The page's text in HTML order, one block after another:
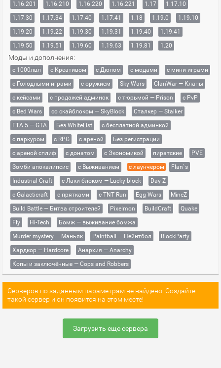
1.16.201
1.16.210 1.16.220 1.16.221 1.17
1.17.10
1.17.30
1.17.34 1.17.40 1.17.41 1.18 1.19.0
1.19.10
1.19.20
1.19.22 1.19.30 1.19.31 1.19.40
1.19.41
1.19.50
1.19.51 1.19.60 1.19.63 1.19.81 1.20
Моды и дополнения:
с 1000лвл c Креативом с Дюпом с модами
с мини играми
с Голодными играми
с оружием Sky Wars
ClanWar — Кланы
с кейсами
с продажей админок с тюрьмой — Prison
с PvP
с Bed Wars
со скайблоком — SkyBlock
Сталкер — Stalker
ГТА 5 — GTA
Без WhiteList
с бесплатной админкой
с паркуром
с RPG с ареной
Без регистрации
с ареной сплиф
с донатом с Экономикой пиратские
PVE
Зомби апокалипсис
с Выживанием с лаунчером
Flan`s
Industrial Craft
с Лаки блоком — Lucky block
Day Z
с Galacticraft
с прятками с TNT Run Egg Wars
MineZ
Build Battle — Битва строителей
Pixelmon BuildCraft
Quake
Fly
Hi-Tech
Бомж — выживание бомжа
Murder mystery — Маньяк
Paintball — Пейнтбол
BlockParty
Хардкор — Hardcore
Анархия — Anarchy
Копы и заключённые — Cops and Robbers
Серверов по заданным параметрам не найдено. Создайте
такой сервер и он появится на этом месте!
Загрузить еще сервера